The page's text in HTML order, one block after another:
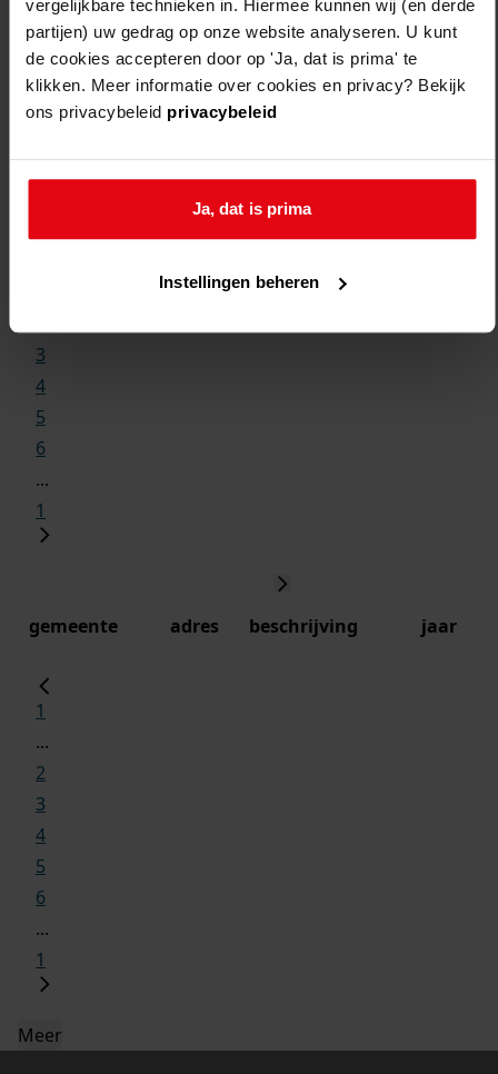
vergelijkbare technieken in. Hiermee kunnen wij (en derde
partijen) uw gedrag op onze website analyseren. U kunt
de cookies accepteren door op 'Ja, dat is prima' te
klikken. Meer informatie over cookies en privacy? Bekijk
ons privacybeleid privacybeleid
Ja, dat is prima
Instellingen beheren
3
4
5
6
...
1
gemeente adres beschrijving jaar
1
...
2
3
4
5
6
...
1
Meer